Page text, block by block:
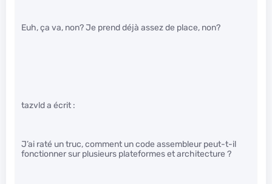
Euh, ça va, non? Je prend déjà assez de place, non?
tazvld a écrit :
J’ai raté un truc, comment un code assembleur peut-t-il
fonctionner sur plusieurs plateformes et architecture ?